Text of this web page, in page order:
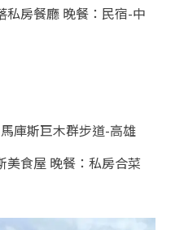
私房餐廳 晚餐：民宿-中
庫斯巨木群步道-高雄
美食屋 晚餐：私房合菜